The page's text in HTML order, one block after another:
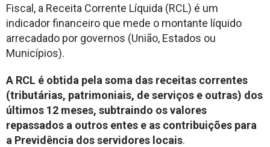
Fiscal, a Receita Corrente Líquida (RCL) é um
indicador financeiro que mede o montante líquido
arrecadado por governos (União, Estados ou
Municípios).
A RCL é obtida pela soma das receitas correntes
(tributárias, patrimoniais, de serviços e outras) dos
últimos 12 meses, subtraindo os valores
repassados a outros entes e as contribuições para
a Previdência dos servidores locais.